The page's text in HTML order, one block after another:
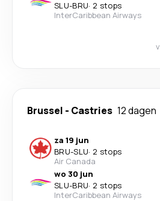
SLU-BRU· 2 stops
InterCaribbean Airways
Brussel - Castries 12 dagen
za 19 jun
BRU-SLU· 2 stops
Air Canada
wo 30 jun
SLU-BRU· 2 stops
InterCaribbean Airways